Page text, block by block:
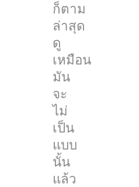
ก็ตาม
ล่าสุด
ดู
เหมือน
มัน
จะ
ไม่
เป็น
แบบ
นั้น
แล้ว
โดย
เรื่อง
นี้
เปิด
เผย
โดย
Ross
Young
นัก
วิเคราะห์